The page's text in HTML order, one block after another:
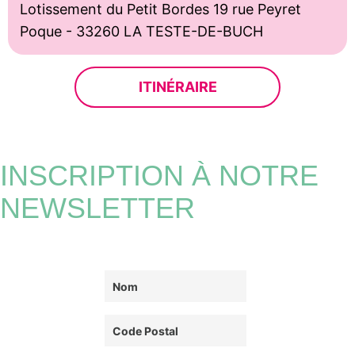
Lotissement du Petit Bordes 19 rue Peyret
Poque - 33260 LA TESTE-DE-BUCH
ITINÉRAIRE
INSCRIPTION À NOTRE
NEWSLETTER